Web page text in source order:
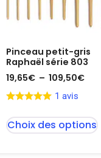
Pinceau petit-gris
Raphaël série 803
19,65€ – 109,50€
1 avis
Choix des options